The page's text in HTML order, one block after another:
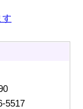
す
5517